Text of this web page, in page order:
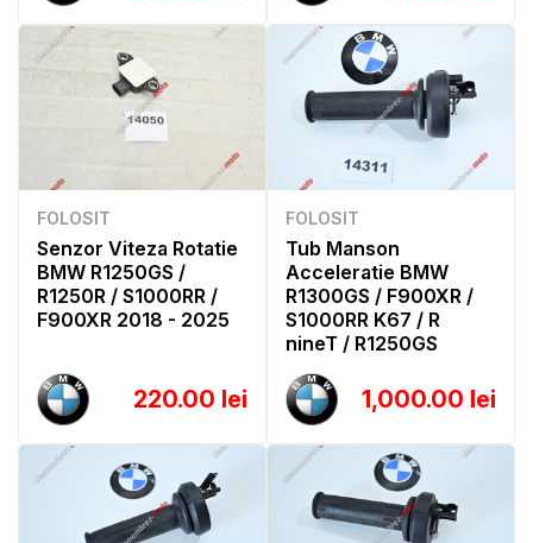
FOLOSIT
Senzor Viteza Rotatie
BMW R1250GS /
R1250R / S1000RR /
F900XR 2018 - 2025
220.00 lei
FOLOSIT
Tub Manson
Acceleratie BMW
R1300GS / F900XR /
S1000RR K67 / R
nineT / R1250GS
1,000.00 lei